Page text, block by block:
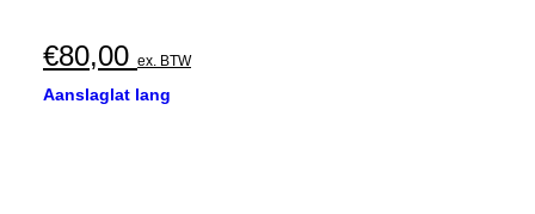
€80,00 ex. BTW
Aanslaglat lang